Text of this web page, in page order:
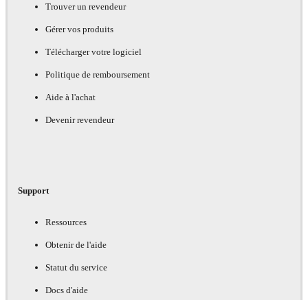
Trouver un revendeur
Gérer vos produits
Télécharger votre logiciel
Politique de remboursement
Aide à l'achat
Devenir revendeur
Support
Ressources
Obtenir de l'aide
Statut du service
Docs d'aide